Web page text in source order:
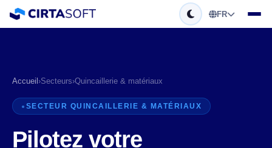
FR
Accueil ›Secteurs›Quincaillerie & matériaux
SECTEUR QUINCAILLERIE & MATÉRIAUX
Pilotez votre